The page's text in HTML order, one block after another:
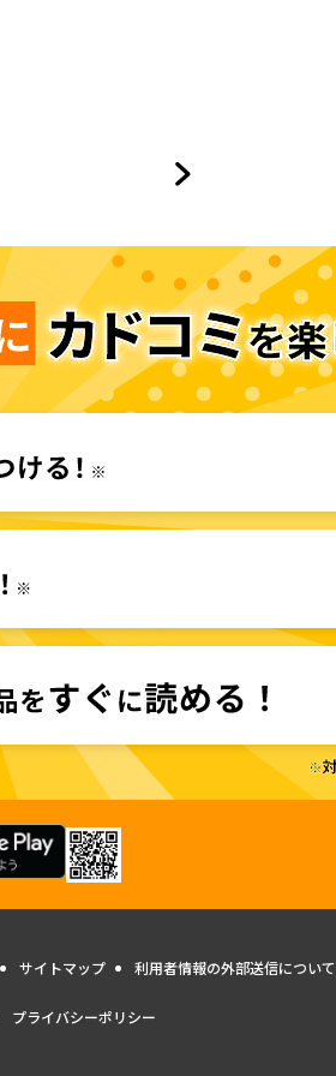
サイトマップ 利用者情報の外部送信について
プライバシーポリシー